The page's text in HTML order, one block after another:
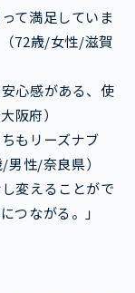
て満足していま
72歳/女性/滋賀
心感がある、使
阪府）
もリーズナブ
性/奈良県）
変えることがで
つながる。」